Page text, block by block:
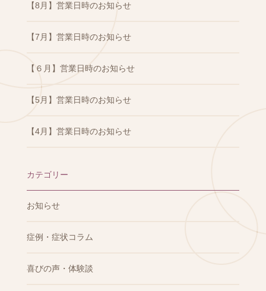
【8月】営業日時のお知らせ
【7月】営業日時のお知らせ
【６月】営業日時のお知らせ
【5月】営業日時のお知らせ
【4月】営業日時のお知らせ
カテゴリー
お知らせ
症例・症状コラム
喜びの声・体験談